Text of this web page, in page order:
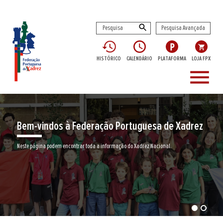
Pesquisa Avançada
HISTÓRICO CALENDÁRIO PLATAFORMA LOJA FPX
menu
Bem-vindos à Federação Portuguesa de Xadrez
Neste página podem encontrar toda a informação do Xadrez Nacional.